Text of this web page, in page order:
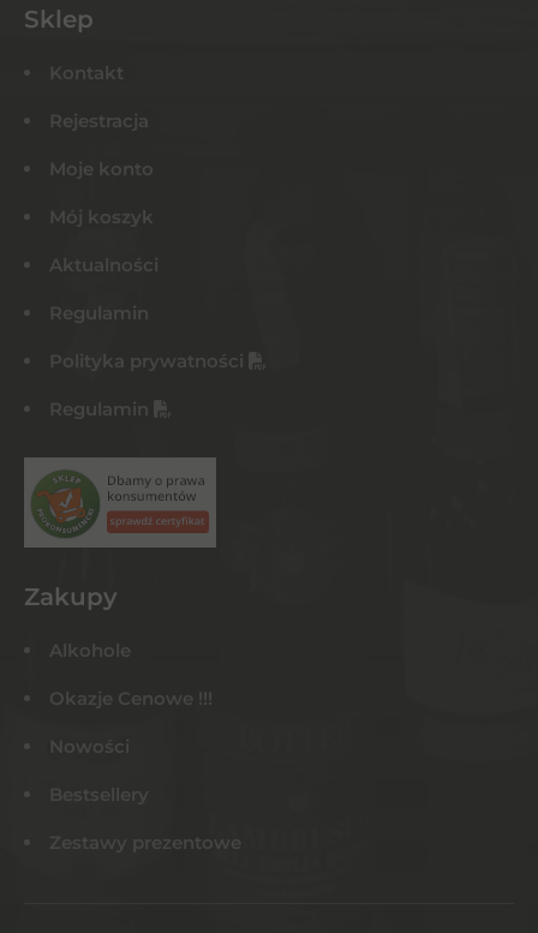
Sklep
Kontakt
Rejestracja
Moje konto
Mój koszyk
Aktualności
Regulamin
Polityka prywatności
Regulamin
Zakupy
Alkohole
Okazje Cenowe !!!
Nowości
Bestsellery
Zestawy prezentowe